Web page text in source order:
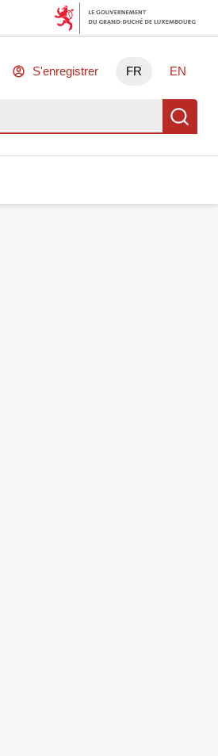
S'enregistrer FR EN